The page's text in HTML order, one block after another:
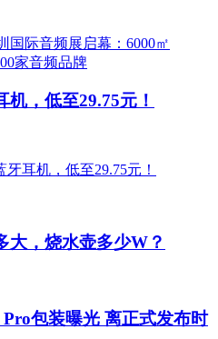
，低至29.75元！
大，烧水壶多少W？
包装曝光 离正式发布时